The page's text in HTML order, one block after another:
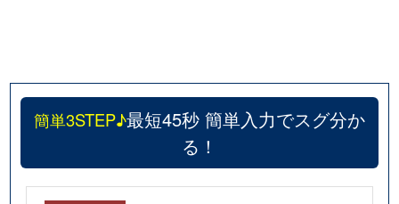
簡単3STEP♪最短45秒 簡単入力でスグ分か
る！